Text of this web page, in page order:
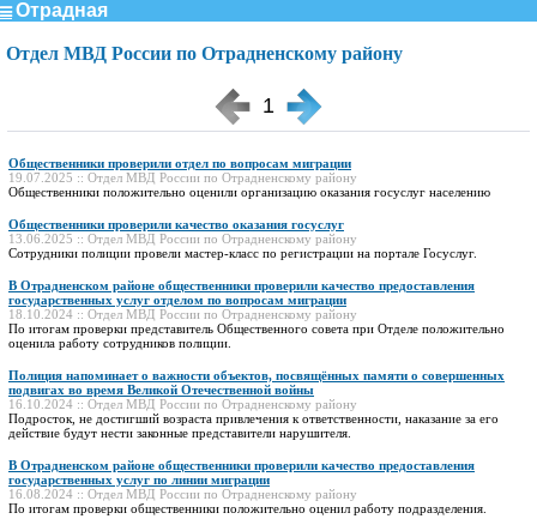
Отрадная
Отдел МВД России по Отрадненскому району
1
Общественники проверили отдел по вопросам миграции
19.07.2025 :: Отдел МВД России по Отрадненскому району
Общественники положительно оценили организацию оказания госуслуг населению
Общественники проверили качество оказания госуслуг
13.06.2025 :: Отдел МВД России по Отрадненскому району
Сотрудники полиции провели мастер-класс по регистрации на портале Госуслуг.
В Отрадненском районе общественники проверили качество предоставления
государственных услуг отделом по вопросам миграции
18.10.2024 :: Отдел МВД России по Отрадненскому району
По итогам проверки представитель Общественного совета при Отделе положительно
оценила работу сотрудников полиции.
Полиция напоминает о важности объектов, посвящённых памяти о совершенных
подвигах во время Великой Отечественной войны
16.10.2024 :: Отдел МВД России по Отрадненскому району
Подросток, не достигший возраста привлечения к ответственности, наказание за его
действие будут нести законные представители нарушителя.
В Отрадненском районе общественники проверили качество предоставления
государственных услуг по линии миграции
16.08.2024 :: Отдел МВД России по Отрадненскому району
По итогам проверки общественники положительно оценил работу подразделения.